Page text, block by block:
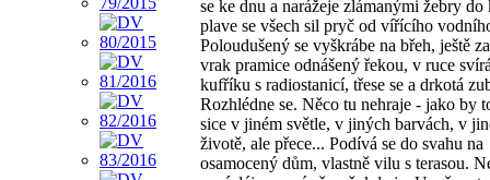
se ke dnu a narážeje zlámanými žebry do
plave se všech sil pryč od vířícího
Poloudušený se vyškrábe na břeh, ještě
vrak pramice odnášený řekou, v ruce
kufříku s radiostanicí, třese se a drkotá
Rozhlédne se. Něco tu nehraje - jako by
sice v jiném světle, v jiných barvách, v
životě, ale přece... Podívá se do svahu na
osamocený dům, vlastně vilu s terasou.